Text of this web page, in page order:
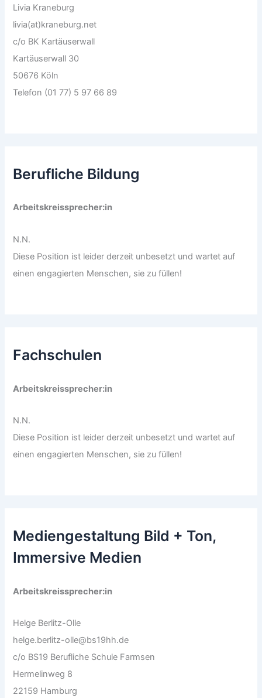
Livia Kraneburg
livia(at)kraneburg.net
c/o BK Kartäuserwall
Kartäuserwall 30
50676 Köln
Telefon (01 77) 5 97 66 89
Berufliche Bildung
Arbeitskreissprecher:in
N.N.
Diese Position ist leider derzeit unbesetzt und wartet auf
einen engagierten Menschen, sie zu füllen!
Fachschulen
Arbeitskreissprecher:in
N.N.
Diese Position ist leider derzeit unbesetzt und wartet auf
einen engagierten Menschen, sie zu füllen!
Mediengestaltung Bild + Ton,
Immersive Medien
Arbeitskreissprecher:in
Helge Berlitz-Olle
helge.berlitz-olle@bs19hh.de
c/o BS19 Berufliche Schule Farmsen
Hermelinweg 8
22159 Hamburg